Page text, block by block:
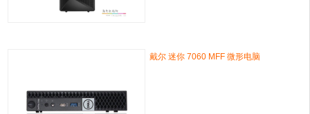
戴尔 迷你 7060 MFF 微形电脑